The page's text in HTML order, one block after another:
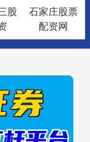
股
石家庄股票
配资网